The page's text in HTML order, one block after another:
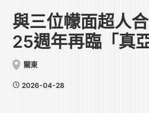
與三位幪面超人
25週年再臨「真
關東
2026-04-28